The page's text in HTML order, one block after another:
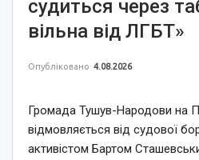
судиться через
вільна від ЛГБТ»
Опубліковано 4.08.2026
Громада Тушув-Народови на
відмовляється від судової
активістом Бартом